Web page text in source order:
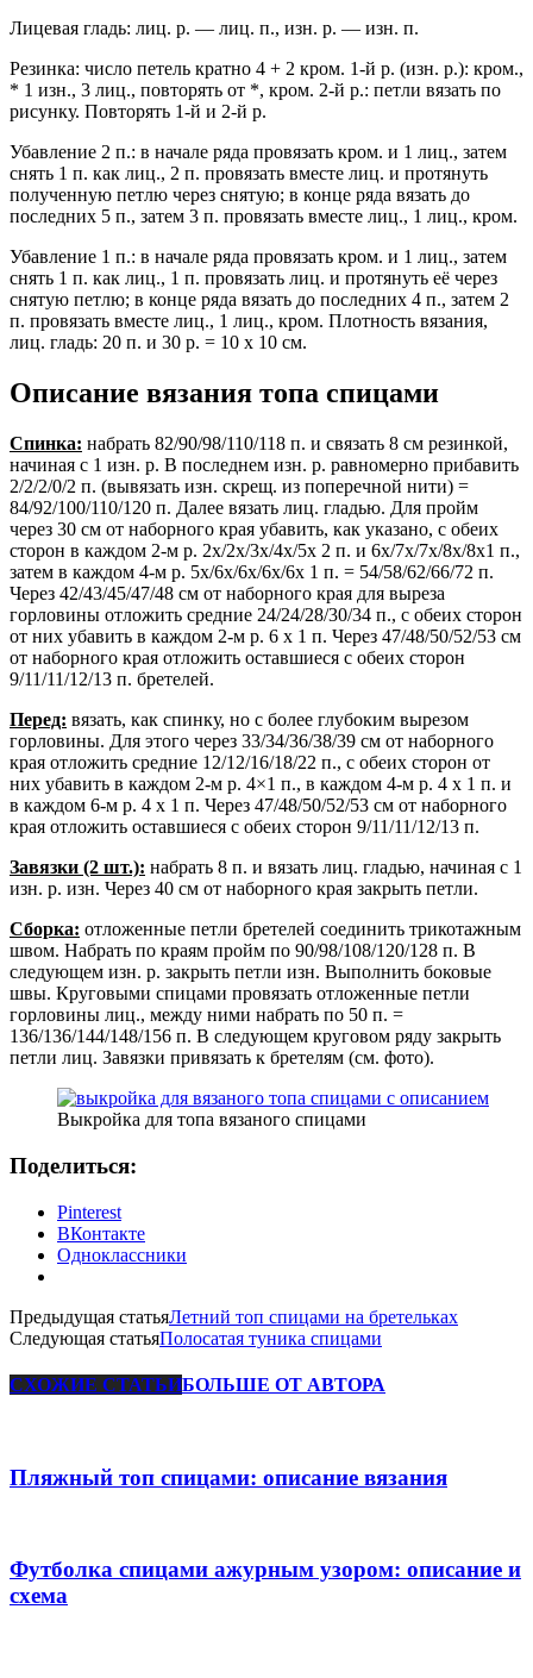
Лицевая гладь: лиц. р. — лиц. п., изн. р. — изн. п.
Резинка: число петель кратно 4 + 2 кром. 1-й р. (изн. р.): кром.,
* 1 изн., 3 лиц., повторять от *, кром. 2-й р.: петли вязать по
рисунку. Повторять 1-й и 2-й р.
Убавление 2 п.: в начале ряда провязать кром. и 1 лиц., затем
снять 1 п. как лиц., 2 п. провязать вместе лиц. и протянуть
полученную петлю через снятую; в конце ряда вязать до
последних 5 п., затем 3 п. провязать вместе лиц., 1 лиц., кром.
Убавление 1 п.: в начале ряда провязать кром. и 1 лиц., затем
снять 1 п. как лиц., 1 п. провязать лиц. и протянуть её через
снятую петлю; в конце ряда вязать до последних 4 п., затем 2
п. провязать вместе лиц., 1 лиц., кром. Плотность вязания,
лиц. гладь: 20 п. и 30 р. = 10 x 10 см.
Описание вязания топа спицами
Спинка: набрать 82/90/98/110/118 п. и связать 8 см резинкой,
начиная с 1 изн. р. В последнем изн. р. равномерно прибавить
2/2/2/0/2 п. (вывязать изн. скрещ. из поперечной нити) =
84/92/100/110/120 п. Далее вязать лиц. гладью. Для пройм
через 30 см от наборного края убавить, как указано, с обеих
сторон в каждом 2-м р. 2х/2х/3х/4х/5х 2 п. и 6х/7х/7х/8х/8х1 п.,
затем в каждом 4-м р. 5х/6х/6х/6х/6х 1 п. = 54/58/62/66/72 п.
Через 42/43/45/47/48 см от наборного края для выреза
горловины отложить средние 24/24/28/30/34 п., с обеих сторон
от них убавить в каждом 2-м р. 6 х 1 п. Через 47/48/50/52/53 см
от наборного края отложить оставшиеся с обеих сторон
9/11/11/12/13 п. бретелей.
Перед: вязать, как спинку, но с более глубоким вырезом
горловины. Для этого через 33/34/36/38/39 см от наборного
края отложить средние 12/12/16/18/22 п., с обеих сторон от
них убавить в каждом 2-м р. 4×1 п., в каждом 4-м р. 4 х 1 п. и
в каждом 6-м р. 4 х 1 п. Через 47/48/50/52/53 см от наборного
края отложить оставшиеся с обеих сторон 9/11/11/12/13 п.
Завязки (2 шт.): набрать 8 п. и вязать лиц. гладью, начиная с 1
изн. р. изн. Через 40 см от наборного края закрыть петли.
Сборка: отложенные петли бретелей соединить трикотажным
швом. Набрать по краям пройм по 90/98/108/120/128 п. В
следующем изн. р. закрыть петли изн. Выполнить боковые
швы. Круговыми спицами провязать отложенные петли
горловины лиц., между ними набрать по 50 п. =
136/136/144/148/156 п. В следующем круговом ряду закрыть
петли лиц. Завязки привязать к бретелям (см. фото).
Выкройка для топа вязаного спицами
Поделиться:
Pinterest
ВКонтакте
Одноклассники
Предыдущая статьяЛетний топ спицами на бретельках
Следующая статьяПолосатая туника спицами
СХОЖИЕ СТАТЬИБОЛЬШЕ ОТ АВТОРА
Пляжный топ спицами: описание вязания
Футболка спицами ажурным узором: описание и
схема